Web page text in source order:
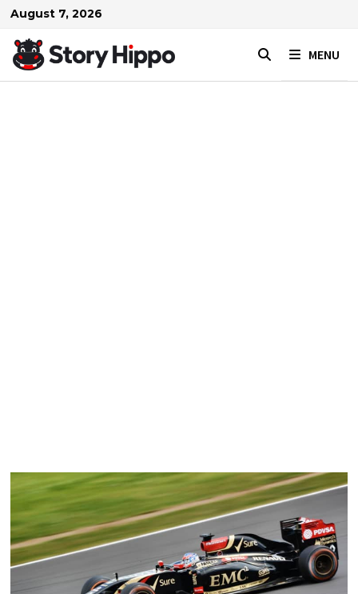
Skip
content
August 7, 2026
MENU